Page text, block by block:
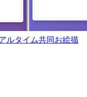
ルタイム共同お絵描